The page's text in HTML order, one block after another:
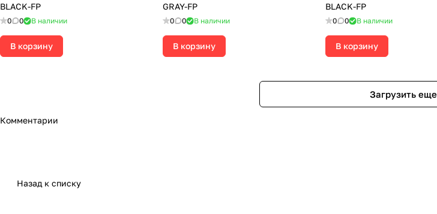
BLACK-FP
0 0 В наличии
В корзину
GRAY-FP
0 0 В наличии
В корзину
BLACK-FP
0 0 В наличии
В корзину
Загрузить еще
Комментарии
Назад к списку